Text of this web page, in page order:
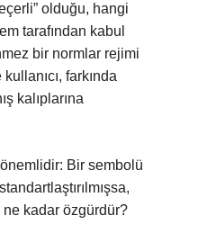
olduğu, hangi
tarafından kabul
bir normlar rejimi
farkında
kalıplarına
Bir sembolü
kadar özgürdür?